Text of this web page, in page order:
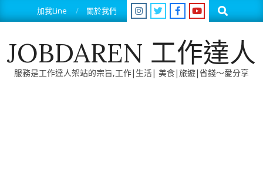
to
加我Line 關於我們 Search
JOBDAREN 工作達人
服務是工作達人架站的宗旨,工作|生活| 美食|旅遊|省錢～愛分享